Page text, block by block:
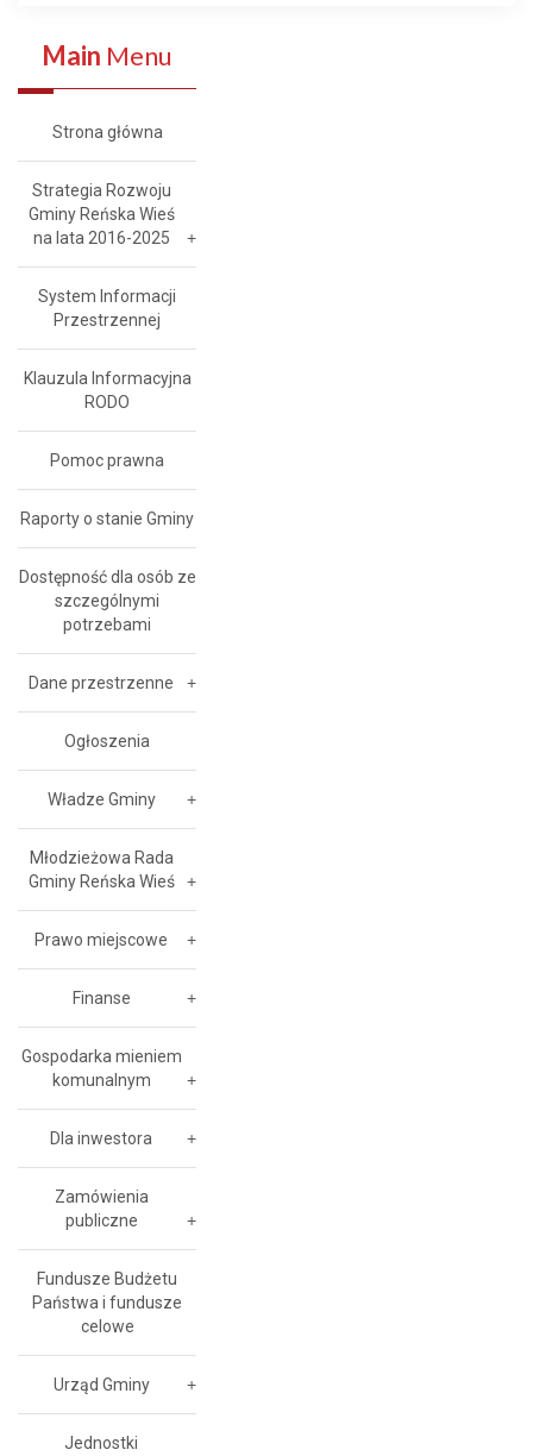
Main Menu
Strona główna
Strategia Rozwoju
Gminy Reńska Wieś
na lata 2016-2025
System Informacji
Przestrzennej
Klauzula Informacyjna
RODO
Pomoc prawna
Raporty o stanie Gminy
Dostępność dla osób ze
szczególnymi
potrzebami
Dane przestrzenne
Ogłoszenia
Władze Gminy
Młodzieżowa Rada
Gminy Reńska Wieś
Prawo miejscowe
Finanse
Gospodarka mieniem
komunalnym
Dla inwestora
Zamówienia
publiczne
Fundusze Budżetu
Państwa i fundusze
celowe
Urząd Gminy
Jednostki